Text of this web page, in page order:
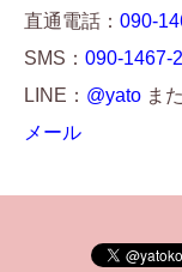
直通電話： 090-
SMS： 090-1467-
LINE： @yato ま
メール